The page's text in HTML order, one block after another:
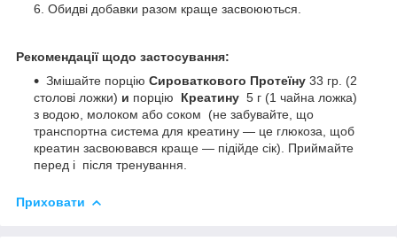
Обидві добавки разом краще засвоюються.
Рекомендації щодо застосування:
Змішайте порцію Сироваткового Протеїну 33 гр. (2
столові ложки) и порцію Креатину 5 г (1 чайна ложка)
з водою, молоком або соком (не забувайте, що
транспортна система для креатину — це глюкоза, щоб
креатин засвоювався краще — підійде сік). Приймайте
перед і після тренування.
Приховати